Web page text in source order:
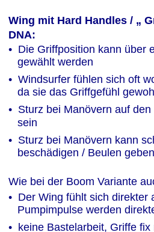
Wing mit Hard Handles / „
DNA:
•  Die Griffposition kann über
   gewählt werden
•  Windsurfer fühlen sich oft
da sie das Griffgefühl
•  Sturz bei Manövern auf
   sein
•  Sturz bei Manövern kann
   beschädigen / Beulen geben
Wie bei der Boom Variante
•  Der Wing fühlt sich direkter
Pumpimpulse werden
•  keine Bastelarbeit, Griffe fix